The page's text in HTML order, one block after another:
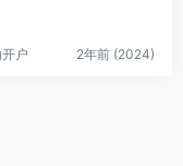
户 2年前 (2024)